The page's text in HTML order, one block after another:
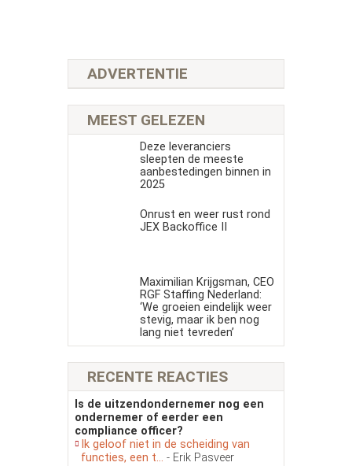
ADVERTENTIE
MEEST GELEZEN
Deze leveranciers
sleepten de meeste
aanbestedingen binnen in
2025
Onrust en weer rust rond
JEX Backoffice II
Maximilian Krijgsman, CEO
RGF Staffing Nederland:
‘We groeien eindelijk weer
stevig, maar ik ben nog
lang niet tevreden’
RECENTE REACTIES
Is de uitzendondernemer nog een
ondernemer of eerder een
compliance officer?
Ik geloof niet in de scheiding van
functies, een t... - Erik Pasveer